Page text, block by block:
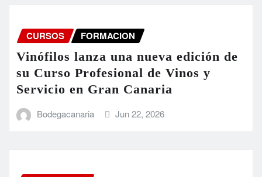
CURSOS FORMACION
Vinófilos lanza una nueva edición de
su Curso Profesional de Vinos y
Servicio en Gran Canaria
Bodegacanaria Jun 22, 2026